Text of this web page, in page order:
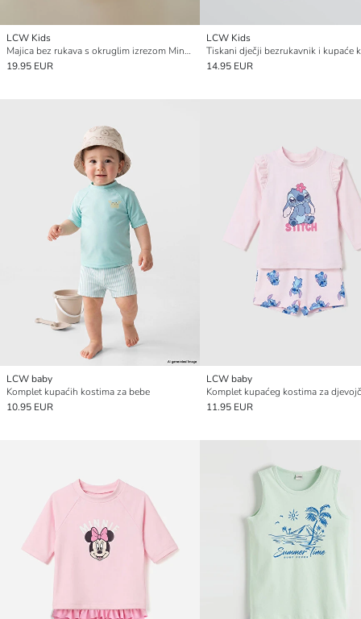
LCW Kids
Majica bez rukava s okruglim izrezom Minecraft s tiskom za dječake i kupaće kratke hlače
19.95 EUR
LCW Kids
14.95 EUR
LCW baby
Komplet kupaćih kostima za bebe
10.95 EUR
LCW baby
11.95 EUR